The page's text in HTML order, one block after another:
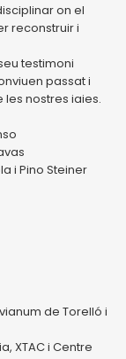
on el
reconstruir i
testimoni
passat i
nostres iaies.
i Pino Steiner
de Torelló i
XTAC i Centre